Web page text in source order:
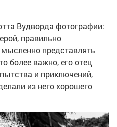
Вудворда фотографии:
правильно
представлять
более важно, его отец
и приключений,
из него хорошего